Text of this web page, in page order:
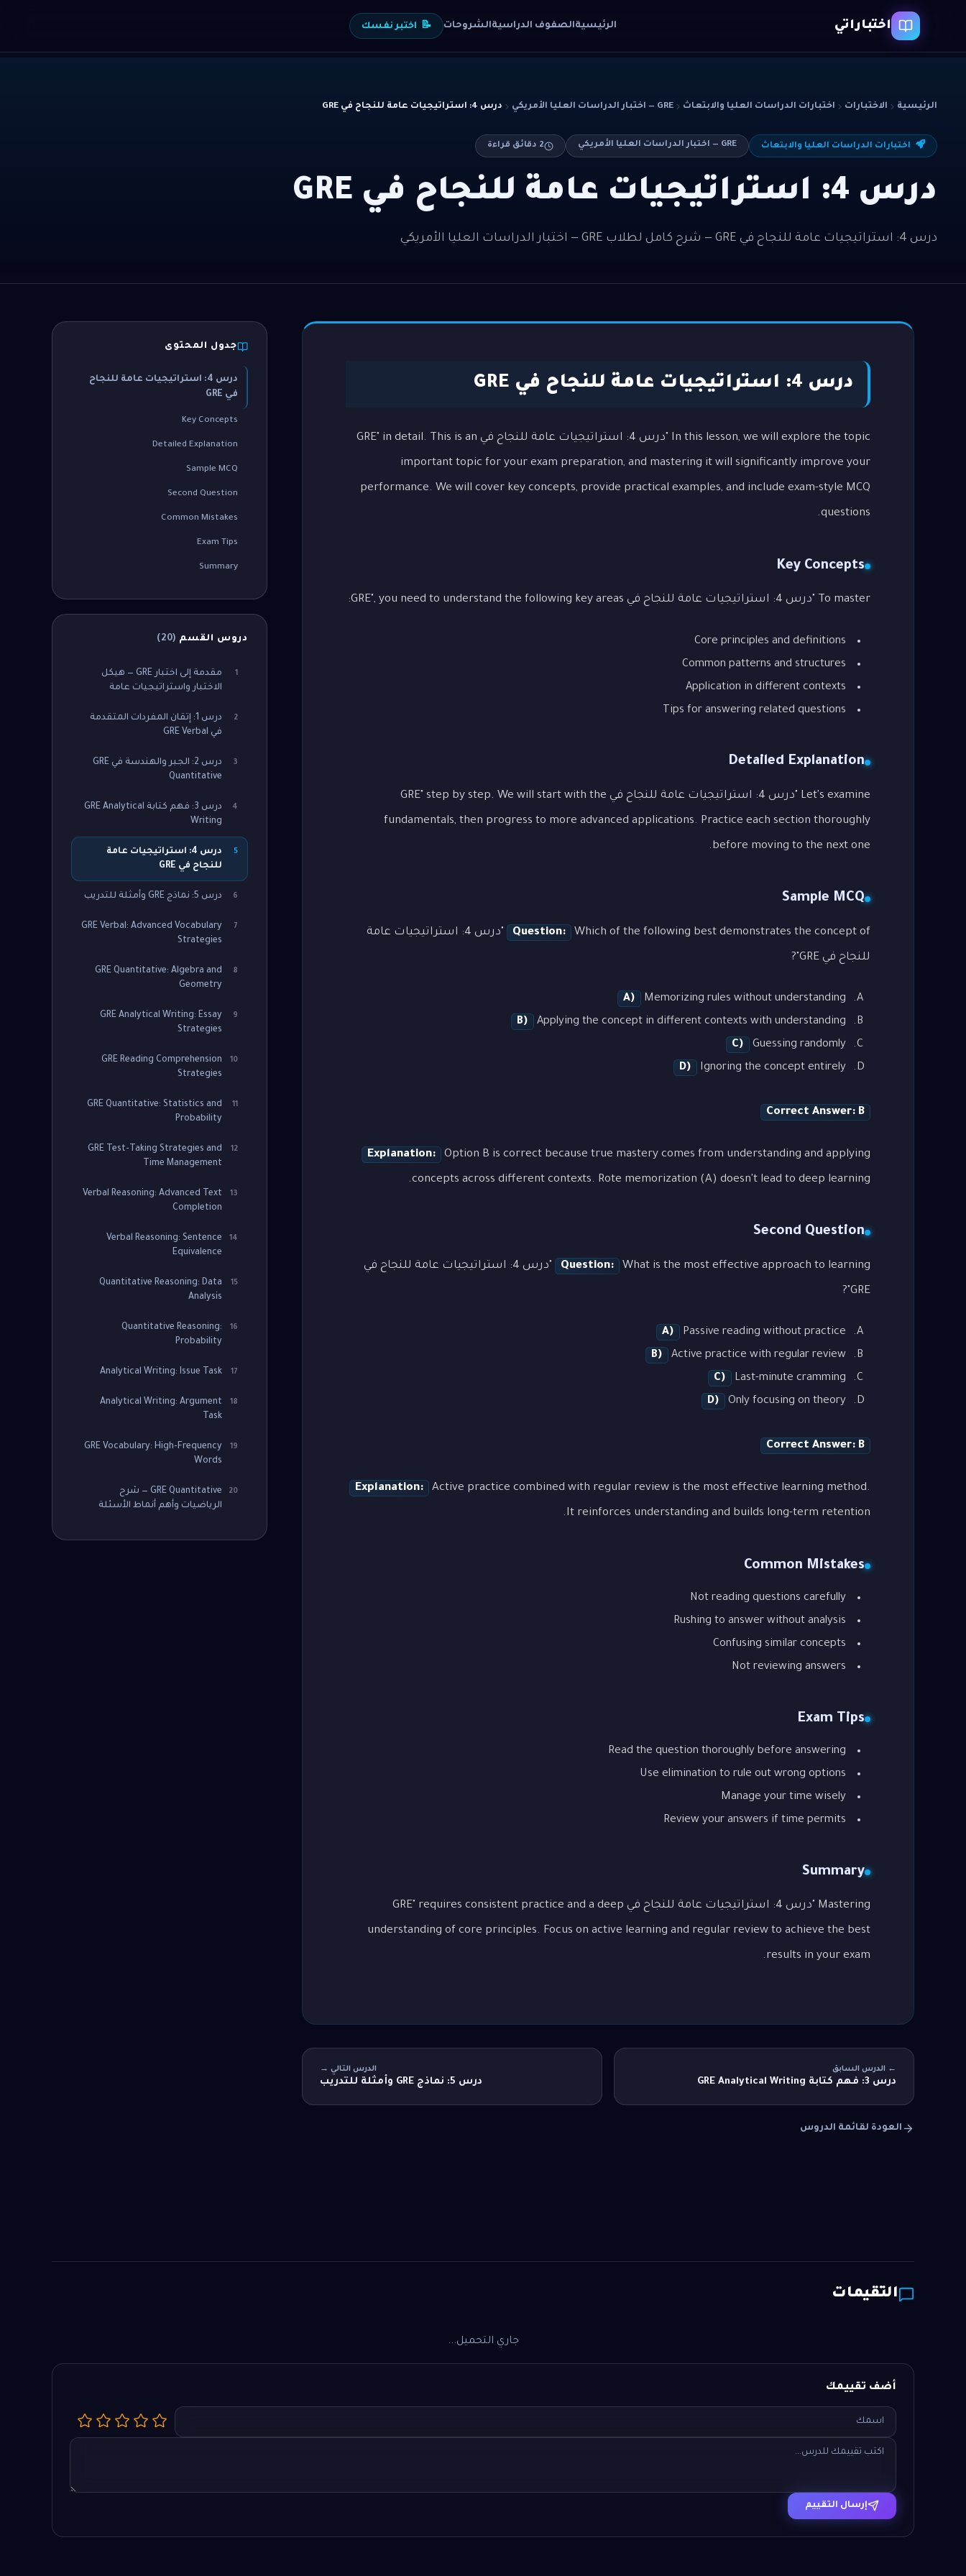
اختباراتي الرئيسيةالصفوف الدراسيةالشروحات 📝 اختبر نفسك
الرئيسية الاختبارات اختبارات الدراسات العليا والابتعاث GRE — اختبار الدراسات العليا الأمريكي درس 4: استراتيجيات عامة للنجاح في GRE
اختبارات الدراسات العليا والابتعاث GRE — اختبار الدراسات العليا الأمريكي 2 دقائق قراءة
درس 4: استراتيجيات عامة للنجاح في GRE
درس 4: استراتيجيات عامة للنجاح في GRE — شرح كامل لطلاب GRE — اختبار الدراسات العليا الأمريكي
درس 4: استراتيجيات عامة للنجاح في GRE
In this lesson, we will explore the topic "درس 4: استراتيجيات عامة للنجاح في GRE" in detail. This is an
important topic for your exam preparation, and mastering it will significantly improve your
performance. We will cover key concepts, provide practical examples, and include exam-style MCQ
questions.
Key Concepts
To master "درس 4: استراتيجيات عامة للنجاح في GRE", you need to understand the following key areas:
Core principles and definitions
Common patterns and structures
Application in different contexts
Tips for answering related questions
Detailed Explanation
Let's examine "درس 4: استراتيجيات عامة للنجاح في GRE" step by step. We will start with the
fundamentals, then progress to more advanced applications. Practice each section thoroughly
before moving to the next one.
Sample MCQ
Question: Which of the following best demonstrates the concept of "درس 4: استراتيجيات عامة
للنجاح في GRE"?
A)
Memorizing rules without understanding
B)
Applying the concept in different contexts with understanding
C)
Guessing randomly
D)
Ignoring the concept entirely
Correct Answer: B
Explanation: Option B is correct because true mastery comes from understanding and applying
concepts across different contexts. Rote memorization (A) doesn't lead to deep learning.
Second Question
Question: What is the most effective approach to learning "درس 4: استراتيجيات عامة للنجاح في
GRE"?
A)
Passive reading without practice
B)
Active practice with regular review
C)
Last-minute cramming
D)
Only focusing on theory
Correct Answer: B
Explanation: Active practice combined with regular review is the most effective learning method.
It reinforces understanding and builds long-term retention.
Common Mistakes
Not reading questions carefully
Rushing to answer without analysis
Confusing similar concepts
Not reviewing answers
Exam Tips
Read the question thoroughly before answering
Use elimination to rule out wrong options
Manage your time wisely
Review your answers if time permits
Summary
Mastering "درس 4: استراتيجيات عامة للنجاح في GRE" requires consistent practice and a deep
understanding of core principles. Focus on active learning and regular review to achieve the best
results in your exam.
← الدرس السابق
درس 3: فهم كتابة GRE Analytical Writing
الدرس التالي →
درس 5: نماذج GRE وأمثلة للتدريب
العودة لقائمة الدروس
جدول المحتوى
درس 4: استراتيجيات عامة للنجاح
في GRE
Key Concepts
Detailed Explanation
Sample MCQ
Second Question
Common Mistakes
Exam Tips
Summary
دروس القسم (
20
)
1
مقدمة إلى اختبار GRE — هيكل
الاختبار واستراتيجيات عامة
2
درس 1: إتقان المفردات المتقدمة
في GRE Verbal
3
درس 2: الجبر والهندسة في GRE
Quantitative
4
درس 3: فهم كتابة GRE Analytical
Writing
5
درس 4: استراتيجيات عامة
للنجاح في GRE
6 درس 5: نماذج GRE وأمثلة للتدريب
7
GRE Verbal: Advanced Vocabulary
Strategies
8
GRE Quantitative: Algebra and
Geometry
9
GRE Analytical Writing: Essay
Strategies
10
GRE Reading Comprehension
Strategies
11
GRE Quantitative: Statistics and
Probability
12
GRE Test-Taking Strategies and
Time Management
13
Verbal Reasoning: Advanced Text
Completion
14
Verbal Reasoning: Sentence
Equivalence
15
Quantitative Reasoning: Data
Analysis
16
Quantitative Reasoning:
Probability
17
Analytical Writing: Issue Task
18
Analytical Writing: Argument
Task
19
GRE Vocabulary: High-Frequency
Words
20
GRE Quantitative — شرح
الرياضيات وأهم أنماط الأسئلة
التقيمات
جاري التحميل...
أضف تقييمك
إرسال التقييم